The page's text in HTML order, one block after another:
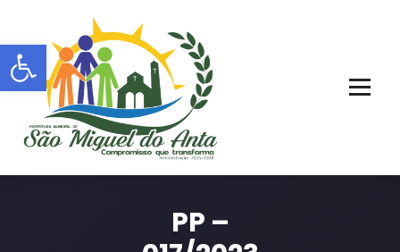
Barra de Ferramentas Aberta
o
conteúdo
PP –